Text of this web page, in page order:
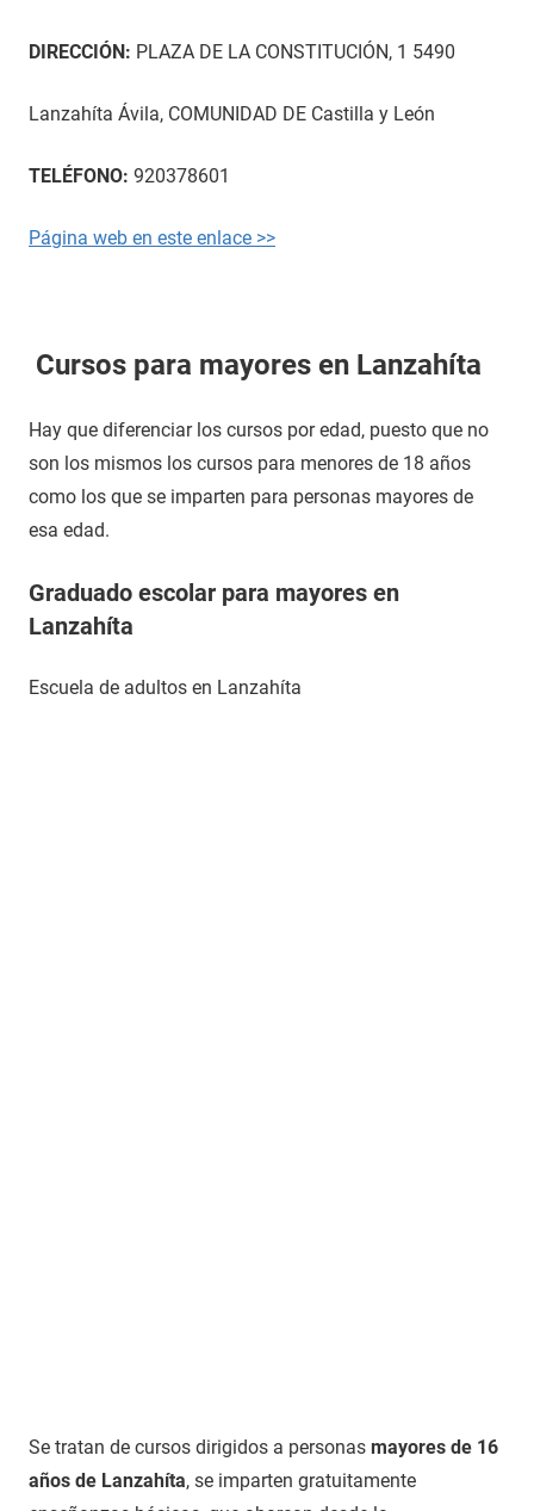
DIRECCIÓN: PLAZA DE LA CONSTITUCIÓN, 1 5490
Lanzahíta Ávila, COMUNIDAD DE Castilla y León
TELÉFONO: 920378601
Página web en este enlace >>
Cursos para mayores en Lanzahíta
Hay que diferenciar los cursos por edad, puesto que no
son los mismos los cursos para menores de 18 años
como los que se imparten para personas mayores de
esa edad.
Graduado escolar para mayores en
Lanzahíta
Escuela de adultos en Lanzahíta
Se tratan de cursos dirigidos a personas mayores de 16
años de Lanzahíta, se imparten gratuitamente